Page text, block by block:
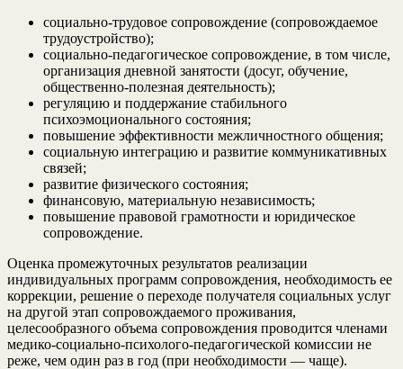
социально-трудовое сопровождение (сопровождаемое
трудоустройство);
социально-педагогическое сопровождение, в том числе,
организация дневной занятости (досуг, обучение,
общественно-полезная деятельность);
регуляцию и поддержание стабильного
психоэмоционального состояния;
повышение эффективности межличностного общения;
социальную интеграцию и развитие коммуникативных
связей;
развитие физического состояния;
финансовую, материальную независимость;
повышение правовой грамотности и юридическое
сопровождение.
Оценка промежуточных результатов реализации
индивидуальных программ сопровождения, необходимость ее
коррекции, решение о переходе получателя социальных услуг
на другой этап сопровождаемого проживания,
целесообразного объема сопровождения проводится членами
медико-социально-психолого-педагогической комиссии не
реже, чем один раз в год (при необходимости — чаще).